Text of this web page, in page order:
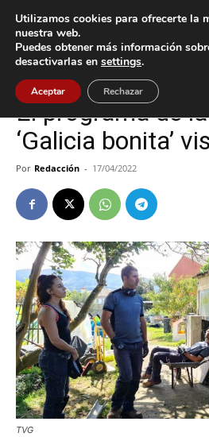
Inicio Cultura / Ocio
Cultura / Ocio Nigrán
El programa de
‘Galicia bonita’
Por Redacción - 17/04/2022
TVG
Utilizamos cookies para ofrecerte la
nuestra web.
Puedes obtener más información
desactivarlas en settings.
Aceptar Rechazar